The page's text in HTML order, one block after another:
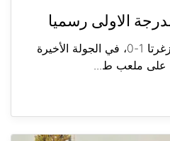
الاولى رسميا
فوز طرابلس على السلام زغرتا 1-0، في الجولة الأخيرة
على ملعب ط...